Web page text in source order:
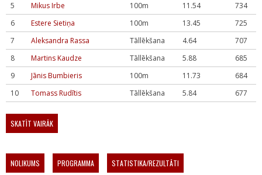
5
Mikus Irbe 100m 11.54
734
6
Estere Sietiņa 100m 13.45
725
7
Aleksandra Rassa Tāllēkšana 4.64
707
8
Martins Kaudze Tāllēkšana 5.88
685
9
Jānis Bumbieris 100m 11.73
684
10
Tomass Rudītis Tāllēkšana 5.84 677
SKATĪT VAIRĀK
NOLIKUMS PROGRAMMA STATISTIKA/REZULTĀTI